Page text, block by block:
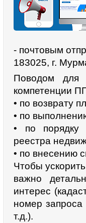
- почтовым
183025, г.
Поводом для
компетенции
• по возврату
• по
• по порядку
реестра
• по внесению
Чтобы
важно
интерес
номер
т.д.).